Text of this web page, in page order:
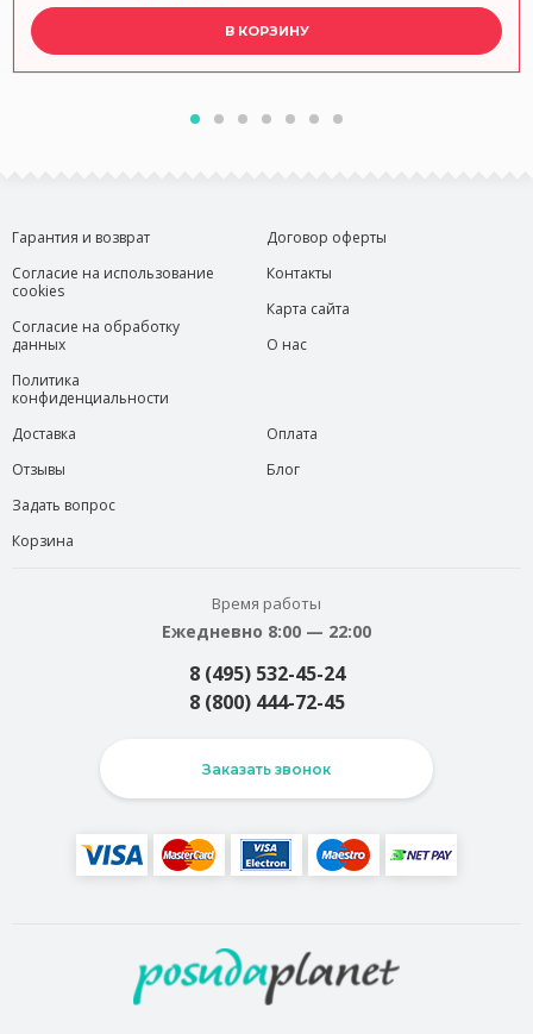
В КОРЗИНУ
Гарантия и возврат
Согласие на использование
cookies
Согласие на обработку
данных
Политика
конфиденциальности
Договор оферты
Контакты
Карта сайта
О нас
Доставка
Отзывы
Задать вопрос
Корзина
Оплата
Блог
Время работы
Ежедневно 8:00 — 22:00
8 (495) 532-45-24
8 (800) 444-72-45
Заказать звонок